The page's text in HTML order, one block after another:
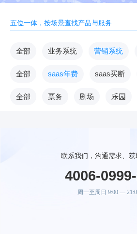
五位一体，按场景查找产品与服务
全部 业务系统 营销系统
全部 saas年费 saas买断
全部 票务 剧场 乐园
联系我们，沟通需求、
4006-
周一至周日 9:00 —